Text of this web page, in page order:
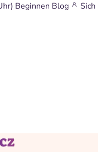
Beginnen Blog
Sich